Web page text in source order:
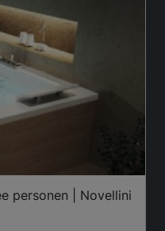
personen | Novellini